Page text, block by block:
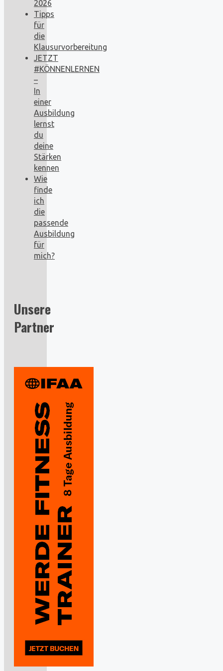
2026
Tipps
für
die
Klausurvorbereitung
JETZT
#KÖNNENLERNEN
–
In
einer
Ausbildung
lernst
du
deine
Stärken
kennen
Wie
finde
ich
die
passende
Ausbildung
für
mich?
Unsere
Partner